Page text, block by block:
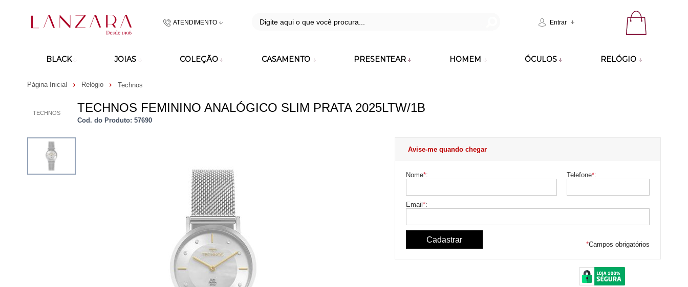
ATENDIMENTO
(48)991860142
Entrar
BLACK JOIAS COLEÇÃO CASAMENTO PRESENTEAR HOMEM ÓCULOS RELÓGIO
Página Inicial Relógio Technos
TECHNOS TECHNOS FEMININO ANALÓGICO SLIM PRATA 2025LTW/1B
Cod. do Produto: 57690
Avise-me quando chegar
Nome*: Telefone*:
Email *:
*Campos obrigatórios